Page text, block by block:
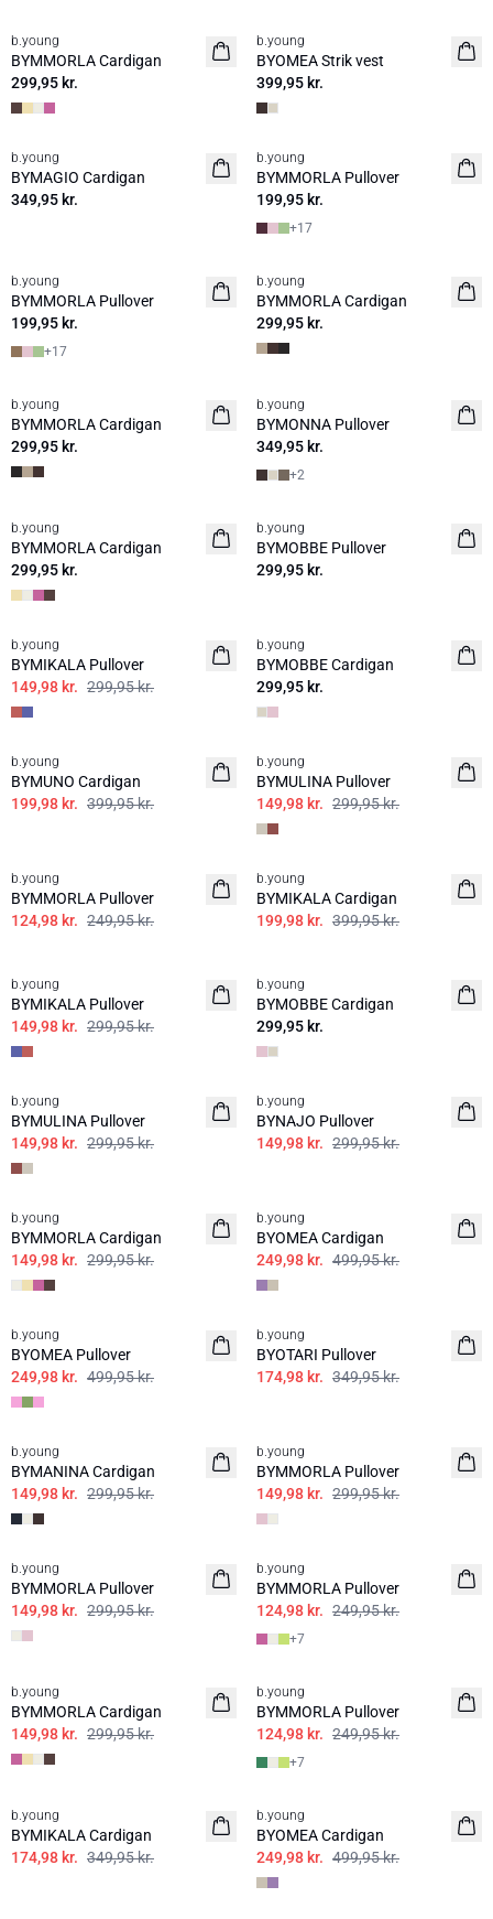
Nyhed
b.young
BYMMORLA Cardigan
299,95 kr.
Nyhed
b.young
BYOMEA Strik vest
399,95 kr.
Nyhed
b.young
BYMAGIO Cardigan
349,95 kr.
Nyhed
b.young
BYMMORLA Pullover
199,95 kr.
+17
Nyhed
b.young
BYMMORLA Pullover
199,95 kr.
+17
Nyhed
b.young
BYMMORLA Cardigan
299,95 kr.
Nyhed
b.young
BYMMORLA Cardigan
299,95 kr.
Nyhed
b.young
BYMONNA Pullover
349,95 kr.
+2
Nyhed
b.young
BYMMORLA Cardigan
299,95 kr.
Nyhed
b.young
BYMOBBE Pullover
299,95 kr.
50%
b.young
BYMIKALA Pullover
149,98 kr. 299,95 kr.
Nyhed
b.young
BYMOBBE Cardigan
299,95 kr.
50%
b.young
BYMUNO Cardigan
199,98 kr. 399,95 kr.
50%
b.young
BYMULINA Pullover
149,98 kr. 299,95 kr.
b.young
BYMMORLA Pullover
124,98 kr. 249,95 kr.
50%
b.young
BYMIKALA Cardigan
199,98 kr. 399,95 kr.
b.young
BYMIKALA Pullover
149,98 kr. 299,95 kr.
Nyhed
b.young
BYMOBBE Cardigan
299,95 kr.
50%
b.young
BYMULINA Pullover
149,98 kr. 299,95 kr.
50%
b.young
BYNAJO Pullover
149,98 kr. 299,95 kr.
50%
b.young
BYMMORLA Cardigan
149,98 kr. 299,95 kr.
b.young
BYOMEA Cardigan
249,98 kr. 499,95 kr.
50%
b.young
BYOMEA Pullover
249,98 kr. 499,95 kr.
50%
b.young
BYOTARI Pullover
174,98 kr. 349,95 kr.
50%
b.young
BYMANINA Cardigan
149,98 kr. 299,95 kr.
b.young
BYMMORLA Pullover
149,98 kr. 299,95 kr.
50%
b.young
BYMMORLA Pullover
149,98 kr. 299,95 kr.
50%
b.young
BYMMORLA Pullover
124,98 kr. 249,95 kr.
+7
b.young
BYMMORLA Cardigan
149,98 kr. 299,95 kr.
b.young
BYMMORLA Pullover
124,98 kr. 249,95 kr.
+7
b.young
BYMIKALA Cardigan
174,98 kr. 349,95 kr.
b.young
BYOMEA Cardigan
249,98 kr. 499,95 kr.
50%